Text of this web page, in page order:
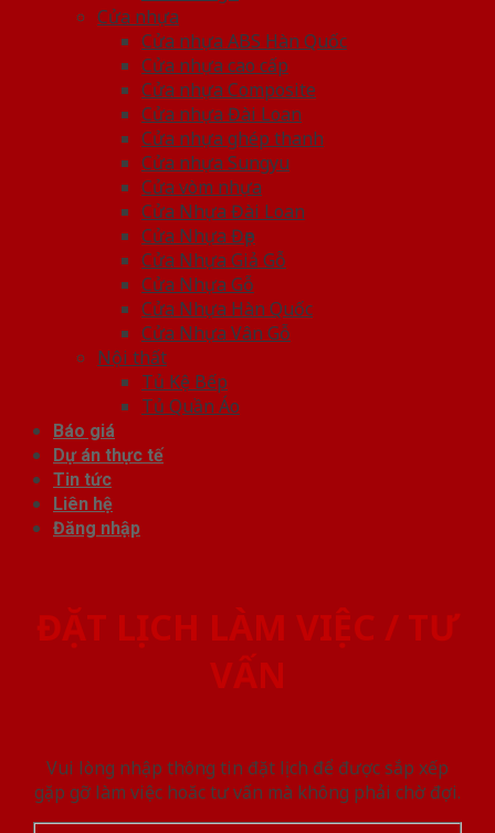
Cửa nhựa
Cửa nhựa ABS Hàn Quốc
Cửa nhựa cao cấp
Cửa nhựa Composite
Cửa nhựa Đài Loan
Cửa nhựa ghép thanh
Cửa nhựa Sungyu
Cửa vòm nhựa
Cửa Nhựa Đài Loan
Cửa Nhựa Đẹp
Cửa Nhựa Giả Gỗ
Cửa Nhựa Gỗ
Cửa Nhựa Hàn Quốc
Cửa Nhựa Vân Gỗ
Nội thất
Tủ Kệ Bếp
Tủ Quần Áo
Báo giá
Dự án thực tế
Tin tức
Liên hệ
Đăng nhập
ĐẶT LỊCH LÀM VIỆC / TƯ
VẤN
Vui lòng nhập thông tin đặt lịch để được sắp xếp
gặp gỡ làm việc hoăc tư vấn mà không phải chờ đợi.